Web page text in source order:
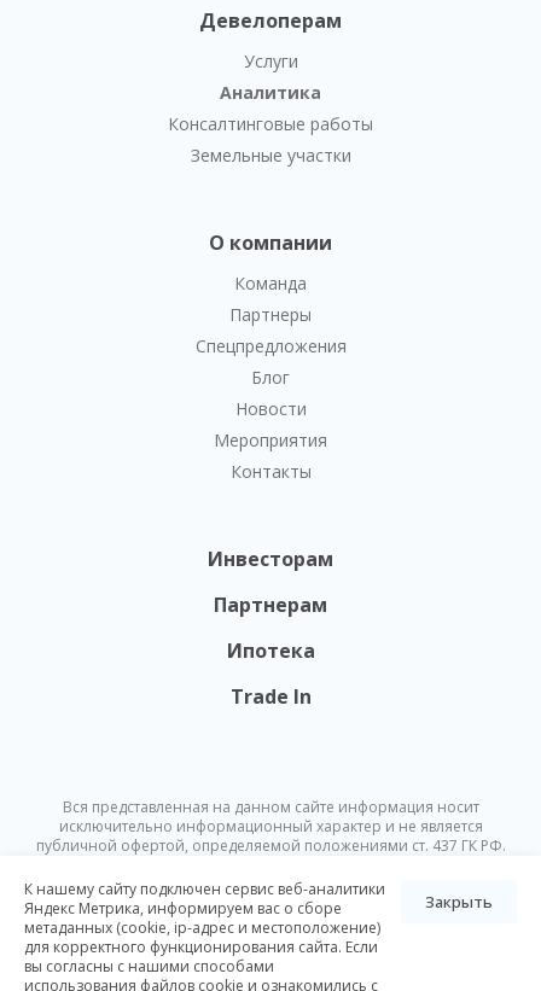
Девелоперам
Услуги
Аналитика
Консалтинговые работы
Земельные участки
О компании
Команда
Партнеры
Спецпредложения
Блог
Новости
Мероприятия
Контакты
Инвесторам
Партнерам
Ипотека
Trade In
Вся представленная на данном сайте информация носит
исключительно информационный характер и не является
публичной офертой, определяемой положениями ст. 437 ГК РФ.
изменена в любое время без предварительного уведомления.
© Nikoliers 2026
Положение об обработке персональных данных
К нашему сайту подключен сервис веб-аналитики
Яндекс Метрика, информируем вас о сборе
метаданных (cookie, ip-адрес и местоположение)
для корректного функционирования сайта. Если
вы согласны с нашими способами
использования файлов cookie и ознакомились с
Закрыть